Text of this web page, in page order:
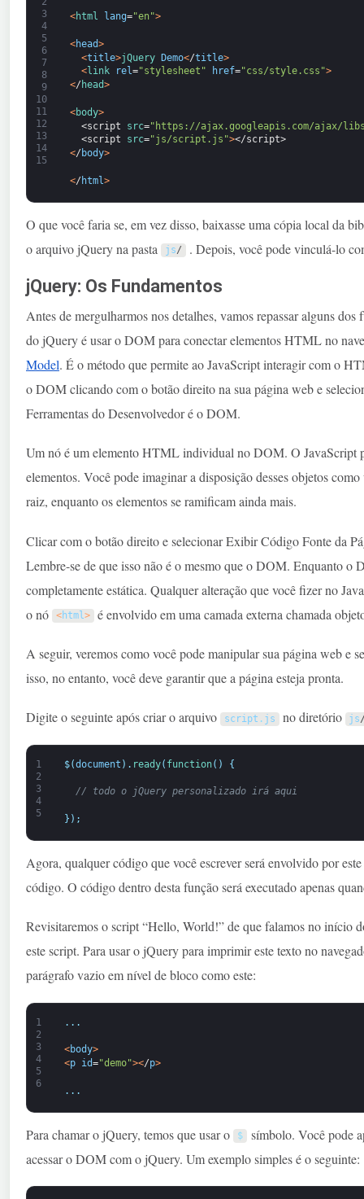
3
4
5
6
7
8
9
10
11
12
13
14
15
<html lang="en">
<head>
<title>jQuery Demo</title>
<link rel="stylesheet" href="css/style.css">
</ head>
<body>
<script
src="https://ajax.googleapis.com/ajax/
<script
src="js/script.js"></script>
</ body>
</ html >
O que você faria se, em vez disso, baixasse uma cópia local da
o arquivo jQuery na pasta
js/ . Depois, você pode vinculá-lo
jQuery: Os Fundamentos
Antes de mergulharmos nos detalhes, vamos repassar alguns
do jQuery é usar o DOM para conectar elementos HTML no
Model. É o método que permite ao JavaScript interagir com o
o DOM clicando com o botão direito na sua página web e
Ferramentas do Desenvolvedor é o DOM.
Um nó é um elemento HTML individual no DOM. O JavaScript
elementos. Você pode imaginar a disposição desses objetos
raiz, enquanto os elementos se ramificam ainda mais.
Clicar com o botão direito e selecionar Exibir Código Fonte da
Lembre-se de que isso não é o mesmo que o DOM. Enquanto
completamente estática. Qualquer alteração que você fizer no
o nó
<html> é envolvido em uma camada externa chamada
A seguir, veremos como você pode manipular sua página web e
isso, no entanto, você deve garantir que a página esteja pronta.
Digite o seguinte após criar o arquivo script . js no diretório js
1
2
3
4
5
$(document ) . ready( function( ) {
// todo o jQuery personalizado irá aqui
} ) ;
Agora, qualquer código que você escrever será envolvido por
código. O código dentro desta função será executado apenas
Revisitaremos o script “Hello, World!” de que falamos no início
este script. Para usar o jQuery para imprimir este texto no
parágrafo vazio em nível de bloco como este:
1
2
3
4
5
6
. . .
<body>
<p id="demo"></p>
. . .
Para chamar o jQuery, temos que usar o $ símbolo. Você pode
acessar o DOM com o jQuery. Um exemplo simples é o seguinte: